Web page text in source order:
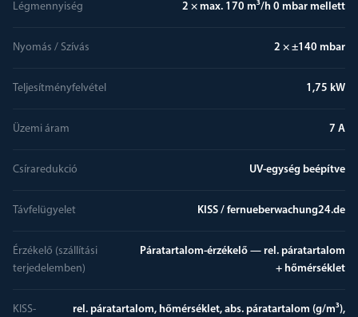
Légmennyiség 2 × max. 170 m³/h 0 mbar mellett
Nyomás / Szívás 2 × ±140 mbar
Teljesítményfelvétel 1,75 kW
Üzemi áram 7 A
Csíraredukció UV-egység beépítve
Távfelügyelet KISS / fernueberwachung24.de
Érzékelő (szállítási
terjedelemben)
Páratartalom-érzékelő — rel. páratartalom
+ hőmérséklet
KISS-
rel. páratartalom, hőmérséklet, abs. páratartalom (g/m³),